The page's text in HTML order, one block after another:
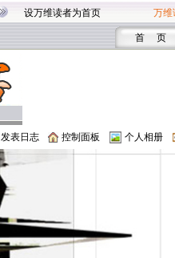
设万维读者为首页 万维
首 页
发表日志 控制面板 个人相册